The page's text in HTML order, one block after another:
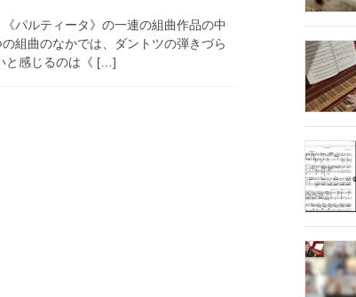
パルティータ》の一連の組曲作品の中
組曲のなかでは、ダントツの弾きづら
と感じるのは《 […]